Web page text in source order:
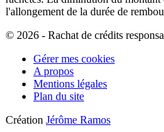
l'allongement de la durée de
© 2026 - Rachat de crédits
Gérer mes cookies
A propos
Mentions légales
Plan du site
Création Jérôme Ramos